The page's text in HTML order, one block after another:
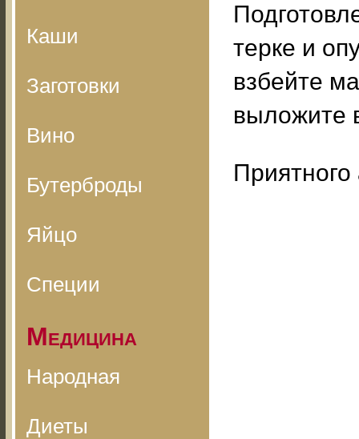
Каши
Заготовки
Вино
Бутерброды
Яйцо
Специи
Медицина
Народная
Диеты
терке и
взбейте
выложите
Приятного